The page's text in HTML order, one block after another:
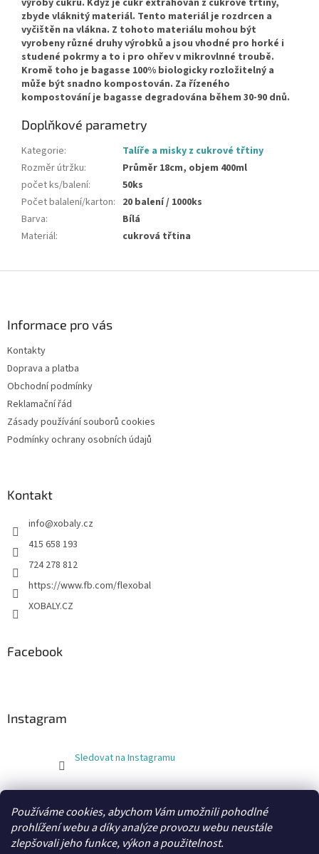
Používáme cookies, abychom Vám umožnili pohodlné
prohlížení webu a díky analýze provozu webu neustále
zlepšovali jeho funkce, výkon a použitelnost.
výroby cukru. Když je cukr extrahován z cukrové třtiny,
zbyde vláknitý materiál. Tento materiál je rozdrcen a
vyčištěn na vlákna. Z tohoto materiálu mohou být
vyrobeny různé druhy výrobků a jsou vhodné pro horké i
studené pokrmy a to i pro ohřev v mikrovlnné troubě.
Kromě toho je bagasse 100% biologicky rozložitelný a
může být snadno kompostován. Za řízeného
kompostování je bagasse degradována během 30-90 dnů.
Doplňkové parametry
Kategorie:
Talíře a misky z cukrové třtiny
Rozměr útržku:
Průměr 18cm, objem 400ml
počet ks/balení:
50ks
Počet balalení/karton: 20 balení / 1000ks
Barva:
Bílá
Materiál: cukrová třtina
Informace pro vás
Kontakty
Doprava a platba
Obchodní podmínky
Reklamační řád
Zásady používání souborů cookies
Podmínky ochrany osobních údajů
Kontakt
info@xobaly.cz
415 658 193
724 278 812
https://www.fb.com/flexobal
XOBALY.CZ
Facebook
Instagram
Sledovat na Instagramu